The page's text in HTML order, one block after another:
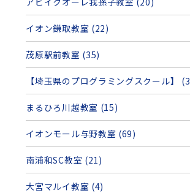
イオン鎌取教室 (22)
茂原駅前教室 (35)
【埼玉県のプログラミングスクール】
まるひろ川越教室 (15)
イオンモール与野教室 (69)
南浦和SC教室 (21)
大宮マルイ教室 (4)